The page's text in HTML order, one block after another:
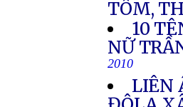
TÔM,
10
NỮ
2010
LIÊN